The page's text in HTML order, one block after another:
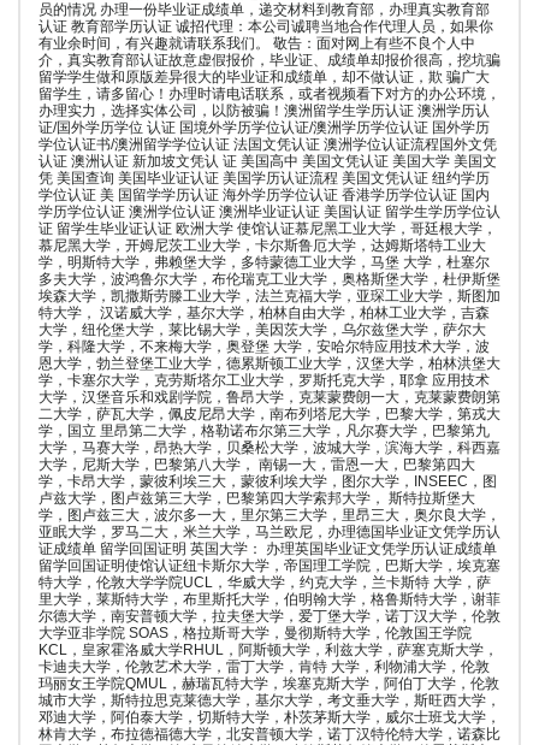
员的情况 办理一份毕业证成绩单，递交材料到教育部，办理真实教育部
认证 教育部学历认证 诚招代理：本公司诚聘当地合作代理人员，如果你
有业余时间，有兴趣就请联系我们。 敬告：面对网上有些不良个人中
介，真实教育部认证故意虚假报价，毕业证、成绩单却报价很高，挖坑骗
留学学生做和原版差异很大的毕业证和成绩单，却不做认证，欺 骗广大
留学生，请多留心！办理时请电话联系，或者视频看下对方的办公环境，
办理实力，选择实体公司，以防被骗！澳洲留学生学历认证 澳洲学历认
证/国外学历学位 认证 国境外学历学位认证/澳洲学历学位认证 国外学历
学位认证书/澳洲留学学位认证 法国文凭认证 澳洲学位认证流程国外文凭
认证 澳洲认证 新加坡文凭认 证 美国高中 美国文凭认证 美国大学 美国文
凭 美国查询 美国毕业证认证 美国学历认证流程 美国文凭认证 纽约学历
学位认证 美 国留学学历认证 海外学历学位认证 香港学历学位认证 国内
学历学位认证 澳洲学位认证 澳洲毕业证认证 美国认证 留学生学历学位认
证 留学生毕业证认证 欧洲大学 使馆认证慕尼黑工业大学，哥廷根大学，
慕尼黑大学，开姆尼茨工业大学，卡尔斯鲁厄大学，达姆斯塔特工业大
学，明斯特大学，弗赖堡大学，多特蒙德工业大学，马堡 大学，杜塞尔
多夫大学，波鸿鲁尔大学，布伦瑞克工业大学，奥格斯堡大学，杜伊斯堡
埃森大学，凯撒斯劳滕工业大学，法兰克福大学，亚琛工业大学，斯图加
特大学， 汉诺威大学，基尔大学，柏林自由大学，柏林工业大学，吉森
大学，纽伦堡大学，莱比锡大学，美因茨大学，乌尔兹堡大学，萨尔大
学，科隆大学，不来梅大学，奥登堡 大学，安哈尔特应用技术大学，波
恩大学，勃兰登堡工业大学，德累斯顿工业大学，汉堡大学，柏林洪堡大
学，卡塞尔大学，克劳斯塔尔工业大学，罗斯托克大学，耶拿 应用技术
大学，汉堡音乐和戏剧学院，鲁昂大学，克莱蒙费朗一大，克莱蒙费朗第
二大学，萨瓦大学，佩皮尼昂大学，南布列塔尼大学，巴黎大学，第戎大
学，国立 里昂第二大学，格勒诺布尔第三大学，凡尔赛大学，巴黎第九
大学，马赛大学，昂热大学，贝桑松大学，波城大学，滨海大学，科西嘉
大学，尼斯大学，巴黎第八大学， 南锡一大，雷恩一大，巴黎第四大
学，卡昂大学，蒙彼利埃三大，蒙彼利埃大学，图尔大学，INSEEC，图
卢兹大学，图卢兹第三大学，巴黎第四大学索邦大学， 斯特拉斯堡大
学，图卢兹三大，波尔多一大，里尔第三大学，里昂三大，奥尔良大学，
亚眠大学，罗马二大，米兰大学，马兰欧尼，办理德国毕业证文凭学历认
证成绩单 留学回国证明 英国大学： 办理英国毕业证文凭学历认证成绩单
留学回国证明使馆认证纽卡斯尔大学，帝国理工学院，巴斯大学，埃克塞
特大学，伦敦大学学院UCL，华威大学，约克大学，兰卡斯特 大学，萨
里大学，莱斯特大学，布里斯托大学，伯明翰大学，格鲁斯特大学，谢菲
尔德大学，南安普顿大学，拉夫堡大学，爱丁堡大学，诺丁汉大学，伦敦
大学亚非学院 SOAS，格拉斯哥大学，曼彻斯特大学，伦敦国王学院
KCL，皇家霍洛威大学RHUL，阿斯顿大学，利兹大学，萨塞克斯大学，
卡迪夫大学，伦敦艺术大学，雷丁大学，肯特 大学，利物浦大学，伦敦
玛丽女王学院QMUL，赫瑞瓦特大学，埃塞克斯大学，阿伯丁大学，伦敦
城市大学，斯特拉思克莱德大学，基尔大学，考文垂大学，斯旺西大学，
邓迪大学，阿伯泰大学，切斯特大学，朴茨茅斯大学，威尔士班戈大学，
林肯大学，布拉德福德大学，北安普顿大学，诺丁汉特伦特大学，诺森比